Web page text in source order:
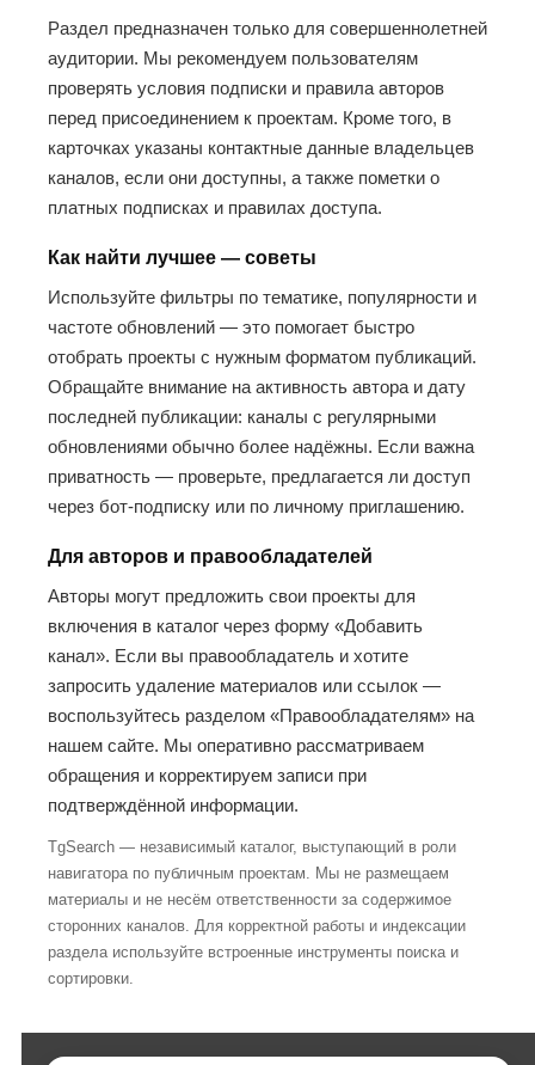
Раздел предназначен только для совершеннолетней
аудитории. Мы рекомендуем пользователям
проверять условия подписки и правила авторов
перед присоединением к проектам. Кроме того, в
карточках указаны контактные данные владельцев
каналов, если они доступны, а также пометки о
платных подписках и правилах доступа.
Как найти лучшее — советы
Используйте фильтры по тематике, популярности и
частоте обновлений — это помогает быстро
отобрать проекты с нужным форматом публикаций.
Обращайте внимание на активность автора и дату
последней публикации: каналы с регулярными
обновлениями обычно более надёжны. Если важна
приватность — проверьте, предлагается ли доступ
через бот-подписку или по личному приглашению.
Для авторов и правообладателей
Авторы могут предложить свои проекты для
включения в каталог через форму «Добавить
канал». Если вы правообладатель и хотите
запросить удаление материалов или ссылок —
воспользуйтесь разделом «Правообладателям» на
нашем сайте. Мы оперативно рассматриваем
обращения и корректируем записи при
подтверждённой информации.
TgSearch — независимый каталог, выступающий в роли
навигатора по публичным проектам. Мы не размещаем
материалы и не несём ответственности за содержимое
сторонних каналов. Для корректной работы и индексации
раздела используйте встроенные инструменты поиска и
сортировки.